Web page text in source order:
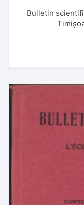
Bulletin